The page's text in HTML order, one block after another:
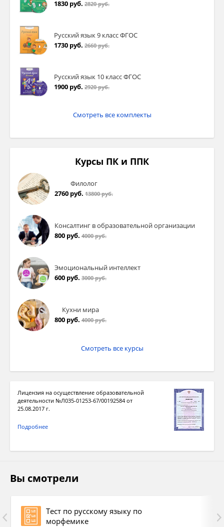
готовили к войне.
Задание 9
Вопрос:
Укажите предложения, в которых нет
ошибок.
спортинвентаря.
2) У этого арестократа были
сверхизысканные манеры.
3) Он понятия не имел о том, что такое
панисламизм.
4) Шпион должен был проынформировать
своего связного о провале явки.
Задание 10
по которым их следует написать.
Укажите соответствие для всех 5 вариантов
ответа:
1) ы, приставка на согласный
2) и, приставка на гласный
5) и, написание в корне
1830 руб. 2820 руб.
Русский язык 9 класс ФГОС
1730 руб. 2660 руб.
Русский язык 10 класс ФГОС
1900 руб. 2920 руб.
Смотреть все комплекты
Курсы ПК и ППК
Филолог
2760 руб. 13800 руб.
Консалтинг в образовательной организации
800 руб. 4000 руб.
Эмоциональный интеллект
600 руб. 3000 руб.
Кухни мира
800 руб. 4000 руб.
Смотреть все курсы
Лицензия на осуществление образовательной
деятельности №Л035-01253-67/00192584 от
25.08.2017 г.
Подробнее
Вы смотрели
Тест по русскому языку по
морфемике